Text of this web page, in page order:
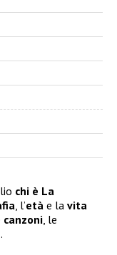
chi è La
, l’età e la vita
canzoni , le
.